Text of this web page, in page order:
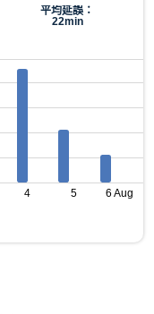
平均延誤：
22min
4 5 6 Aug